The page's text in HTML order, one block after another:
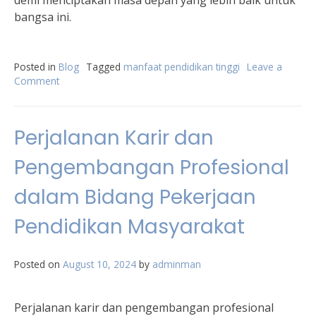
bangsa ini.
Posted in Blog Tagged manfaat pendidikan tinggi
Leave a
Comment
untuk
Inovasi
dan
Kemajuan
Teknologi
Perjalanan Karir dan
Pengembangan Profesional
dalam Bidang Pekerjaan
Pendidikan Masyarakat
Posted on August 10, 2024 by adminman
Perjalanan karir dan pengembangan profesional